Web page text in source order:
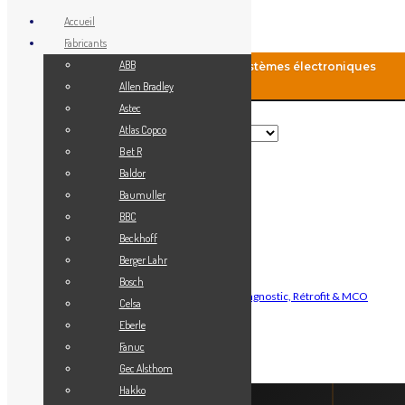
MCO-Automation: Fourniture de systèmes électroniques
industriels
Rechercher
Vendez votre matériel
Maintenance Automatisme Industriel — Diagnostic, Rétrofit & MCO
Accueil
Fabricants
ABB
Allen Bradley
Astec
Atlas Copco
B et R
Baldor
Baumuller
BBC
Beckhoff
Berger Lahr
Bosch
Celsa
Eberle
Fanuc
Gec Alsthom
Hakko